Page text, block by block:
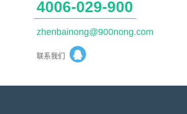
4006-029-900
zhenbainong@900nong.com
联系我们